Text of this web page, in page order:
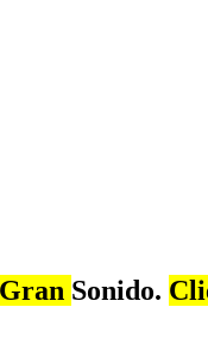
Gran Sonido.